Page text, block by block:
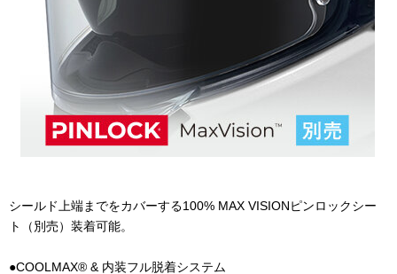
シールド上端までをカバーする100% MAX VISIONピンロックシー
ト（別売）装着可能。
●COOLMAX® & 内装フル脱着システム